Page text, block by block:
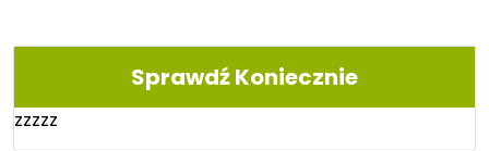
Sprawdź Koniecznie
zzzzz